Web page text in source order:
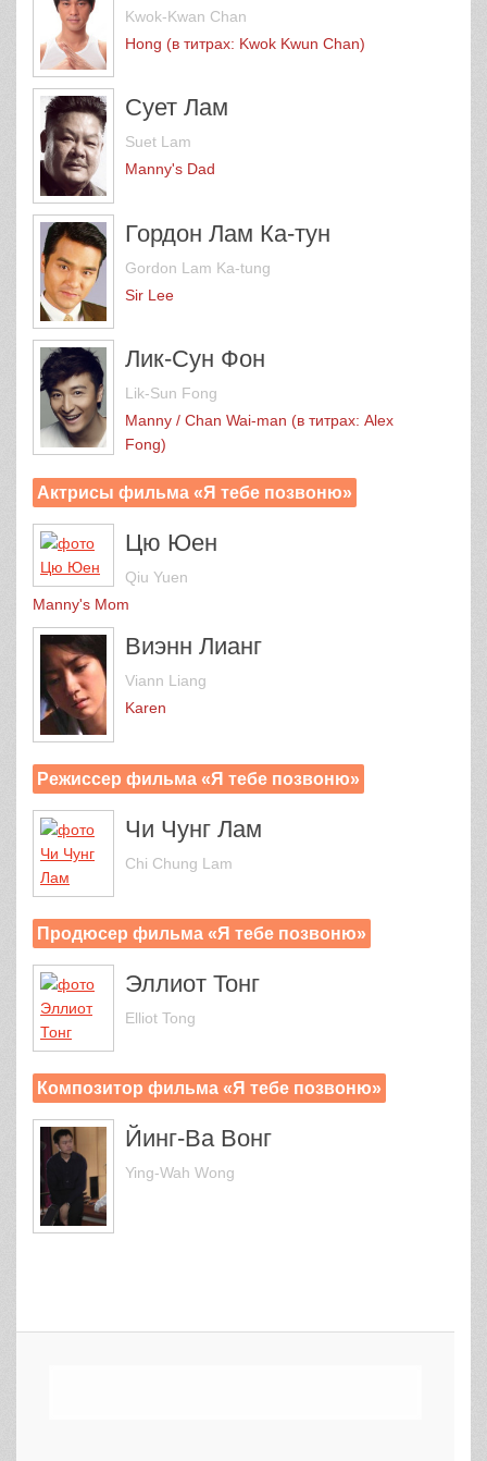
Kwok-Kwan Chan
Hong (в титрах: Kwok Kwun Chan)
Сует Лам
Suet Lam
Manny's Dad
Гордон Лам Ка-тун
Gordon Lam Ka-tung
Sir Lee
Лик-Сун Фон
Lik-Sun Fong
Manny / Chan Wai-man (в титрах: Alex
Fong)
Актрисы фильма «Я тебе позвоню»
Цю Юен
Qiu Yuen
Manny's Mom
Виэнн Лианг
Viann Liang
Karen
Режиссер фильма «Я тебе позвоню»
Чи Чунг Лам
Chi Chung Lam
Продюсер фильма «Я тебе позвоню»
Эллиот Тонг
Elliot Tong
Композитор фильма «Я тебе позвоню»
Йинг-Ва Вонг
Ying-Wah Wong